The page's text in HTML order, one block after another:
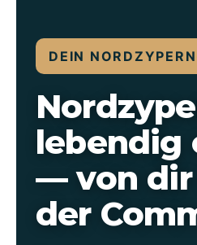
DEIN
lebendig
— von dir
der